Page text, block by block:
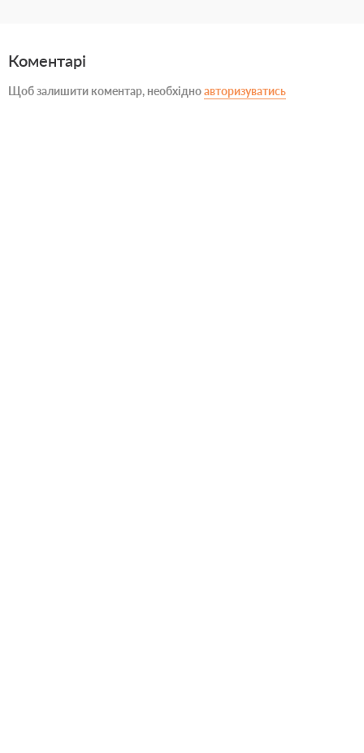
Коментарі
Щоб залишити коментар, необхідноавторизуватись